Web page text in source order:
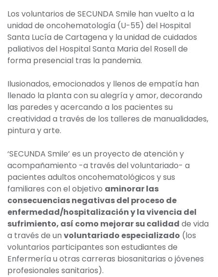
Los voluntarios de SECUNDA Smile han vuelto a la
unidad de oncohematología (U-55) del Hospital
Santa Lucía de Cartagena y la unidad de cuidados
paliativos del Hospital Santa Maria del Rosell de
forma presencial tras la pandemia.
Ilusionados, emocionados y llenos de empatía han
llenado la planta con su alegría y amor, decorando
las paredes y acercando a los pacientes su
creatividad a través de los talleres de manualidades,
pintura y arte.
‘SECUNDA Smile’ es un proyecto de atención y
acompañamiento -a través del voluntariado- a
pacientes adultos oncohematológicos y sus
familiares con el objetivo aminorar las
consecuencias negativas del proceso de
enfermedad/hospitalización y la vivencia del
sufrimiento, así como mejorar su calidad de vida
a través de un voluntariado especializado (los
voluntarios participantes son estudiantes de
Enfermería u otras carreras biosanitarias o jóvenes
profesionales sanitarios).